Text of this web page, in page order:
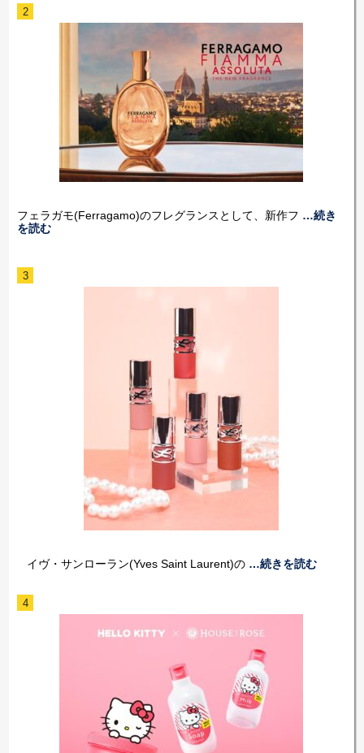
2
フェラガモ(Ferragamo)のフレグランスとして、新作フ …続き
を読む
3
イヴ・サンローラン(Yves Saint Laurent)の …続きを読む
4